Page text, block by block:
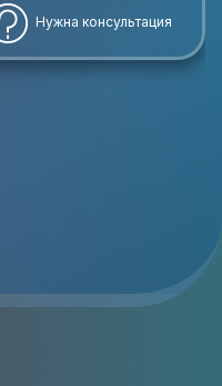
Нужна консультация